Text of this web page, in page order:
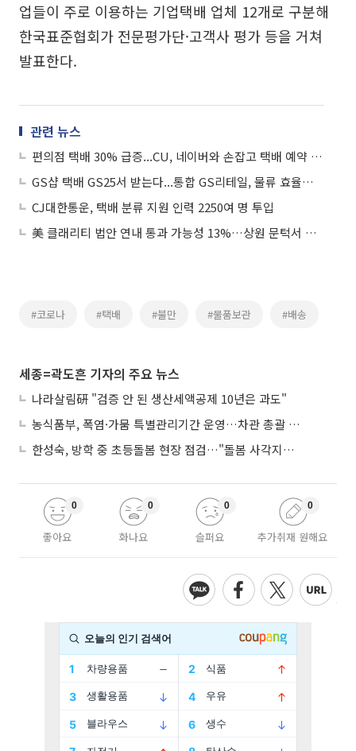
업들이 주로 이용하는 기업택배 업체 12개로 구분해
한국표준협회가 전문평가단·고객사 평가 등을 거쳐
발표한다.
관련 뉴스
편의점 택배 30% 급증...CU, 네이버와 손잡고 택배 예약 서비스 론칭
GS샵 택배 GS25서 받는다...통합 GS리테일, 물류 효율화로 합병 시너지 첫발
CJ대한통운, 택배 분류 지원 인력 2250여 명 투입
美 클래리티 법안 연내 통과 가능성 13%…상원 문턱서 제동
#코로나 #택배 #불만 #물품보관 #배송
세종=곽도흔 기자의 주요 뉴스
나라살림硏 "검증 안 된 생산세액공제 10년은 과도"
농식품부, 폭염·가뭄 특별관리기간 운영…차관 총괄 대응체계 격상
한성숙, 방학 중 초등돌봄 현장 점검…"돌봄 사각지대 없애야"
좋아요
0
화나요
0
슬퍼요
0
추가취재 원해요
0